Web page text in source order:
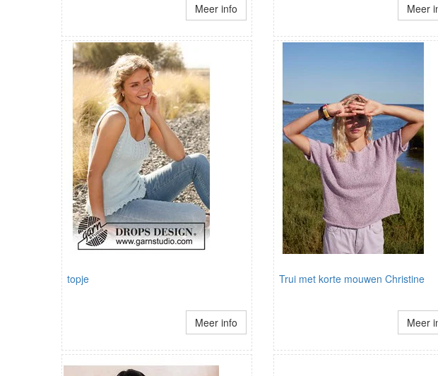
Meer info Meer
topje
Meer info
Trui met korte mouwen Christine
Meer